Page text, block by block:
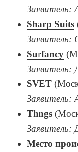
Заявитель:
Sharp Suits
Заявитель:
Surfancy
SVET
Заявитель:
Thngs
Заявитель:
Место